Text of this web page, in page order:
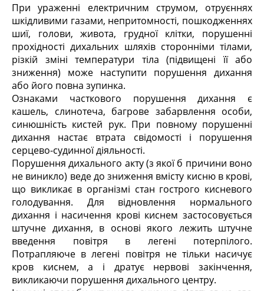
При ураженні електричним струмом, отруєннях
шкідливими газами, непритомності, пошкодженнях
шиї, голови, живота, грудної клітки, порушенні
прохідності дихальних шляхів сторонніми тілами,
різкій зміні температури тіла (підвищені її або
зниження) може наступити порушення дихання
або його повна зупинка.
Ознаками часткового порушення дихання є
кашель, слинотеча, багрове забарвлення особи,
синюшність кистей рук. При повному порушенні
дихання настає втрата свідомості і порушення
серцево-судинної діяльності.
Порушення дихального акту (з якої б причини воно
не виникло) веде до зниження вмісту кисню в крові,
що викликає в організмі стан гострого кисневого
голодування. Для відновлення нормального
дихання і насичення крові киснем застосовується
штучне дихання, в основі якого лежить штучне
введення повітря в легені потерпілого.
Потрапляюче в легені повітря не тільки насичує
кров киснем, а і дратує нервові закінчення,
викликаючи порушення дихального центру.